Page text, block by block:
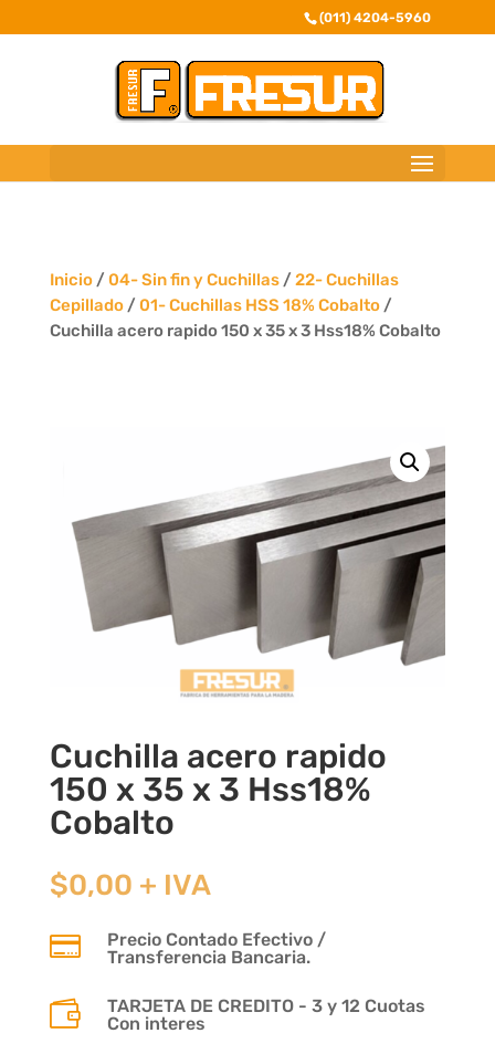
(011) 4204-5960
Inicio/ 04- Sin fin y Cuchillas/ 22- Cuchillas
Cepillado/ 01- Cuchillas HSS 18% Cobalto/
Cuchilla acero rapido 150 x 35 x 3 Hss18% Cobalto
Cuchilla acero rapido
150 x 35 x 3 Hss18%
Cobalto
$0,00 + IVA

Precio Contado Efectivo /
Transferencia Bancaria.

TARJETA DE CREDITO - 3 y 12 Cuotas
Con interes